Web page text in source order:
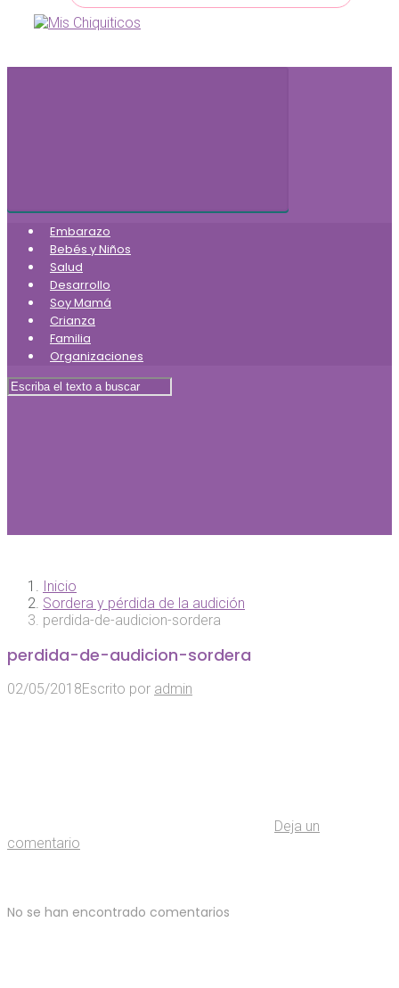
Embarazo
Bebés y Niños
Salud
Desarrollo
Soy Mamá
Crianza
Familia
Organizaciones
Inicio
Sordera y pérdida de la audición
perdida-de-audicion-sordera
perdida-de-audicion-sordera
02/05/2018Escrito por admin
Deja un
comentario
No se han encontrado comentarios